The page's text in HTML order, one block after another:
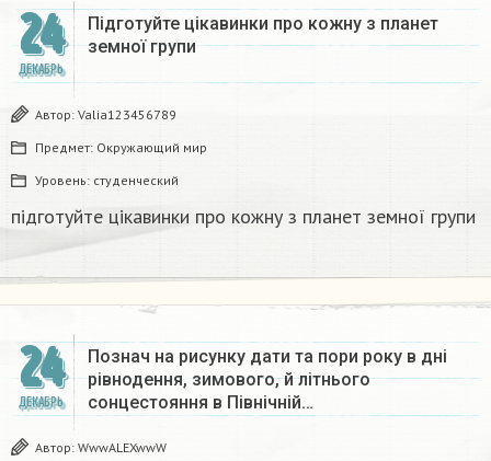
24
ДЕКАБРЬ
Підготуйте цікавинки про кожну з планет
земної групи
Автор: Valia123456789
Предмет: Окружающий мир
Уровень: студенческий
підготуйте цікавинки про кожну з планет земної групи
24
ДЕКАБРЬ
Познач на рисунку дати та пори року в дні
рівнодення, зимового, й літнього
сонцестояння в Північній…
Автор: WwwALEXwwW